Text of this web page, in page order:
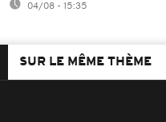
04/08 - 15:35
SUR LE MÊME THÈME